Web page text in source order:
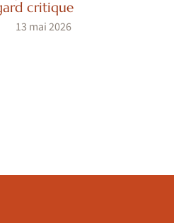
critique
13 mai 2026